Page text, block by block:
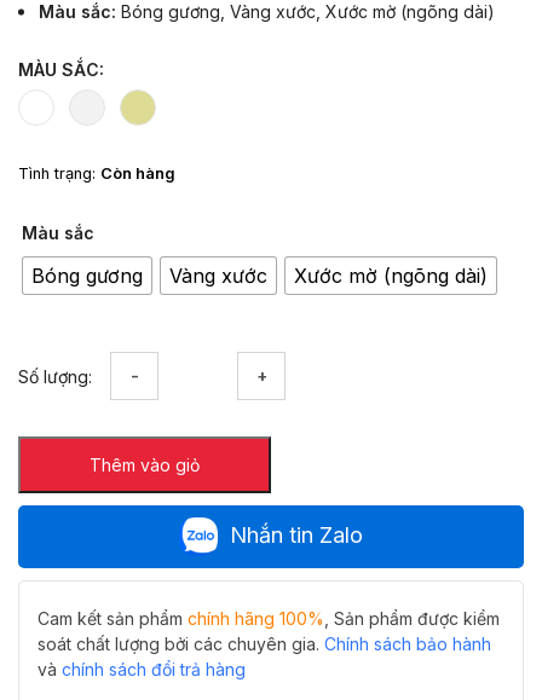
đến
Màu sắc Bóng gương, Vàng xước, Xước mờ (ngõng dài)
MÀU SẮC:
Tình trạng: Còn hàng
Màu sắc
Bóng gương Vàng xước Xước mờ (ngõng dài)
Số lượng:
lát
gạch
FD-
1902A
ngăn
mùi
chống
côn
trùng
Thêm vào giỏ
Nhắn tin Zalo
Cam kết sản phẩm chính hãng 100% , Sản phẩm được kiểm
soát chất lượng bởi các chuyên gia. Chính sách bảo hành
và chính sách đổi trả hàng